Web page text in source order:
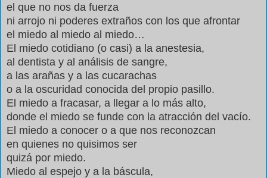
el que no nos da fuerza
ni arrojo ni poderes extraños con los que afrontar
el miedo al miedo al miedo…
El miedo cotidiano (o casi) a la anestesia,
al dentista y al análisis de sangre,
a las arañas y a las cucarachas
o a la oscuridad conocida del propio pasillo.
El miedo a fracasar, a llegar a lo más alto,
donde el miedo se funde con la atracción del vacío.
El miedo a conocer o a que nos reconozcan
en quienes no quisimos ser
quizá por miedo.
Miedo al espejo y a la báscula,